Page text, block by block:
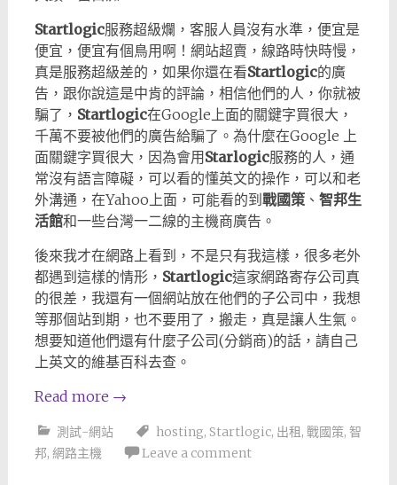
Startlogic服務超級爛，客服人員沒有水準，便宜是
便宜，便宜有個鳥用啊！網站超賣，線路時快時慢，
真是服務超級差的，如果你還在看Startlogic的廣
告，跟你說這是中肯的評論，相信他們的人，你就被
騙了， Startlogic在Google上面的關鍵字買很大，
千萬不要被他們的廣告給騙了。為什麼在Google 上
面關鍵字買很大，因為會用 Starlogic服務的人，通
常沒有語言障礙，可以看的懂英文的操作，可以和老
外溝通，在Yahoo上面，可能看的到 戰國策、 智邦生
活館和一些台灣一二線的主機商廣告。
後來我才在網路上看到，不是只有我這樣，很多老外
都遇到這樣的情形， Startlogic這家網路寄存公司真
的很差，我還有一個網站放在他們的子公司中，我想
等那個站到期，也不要用了，搬走，真是讓人生氣。
想要知道他們還有什麼子公司(分銷商)的話，請自己
上英文的維基百科去查。
Read more →
測試-網站 hosting, Startlogic, 出租, 戰國策, 智
邦, 網路主機 Leave a comment